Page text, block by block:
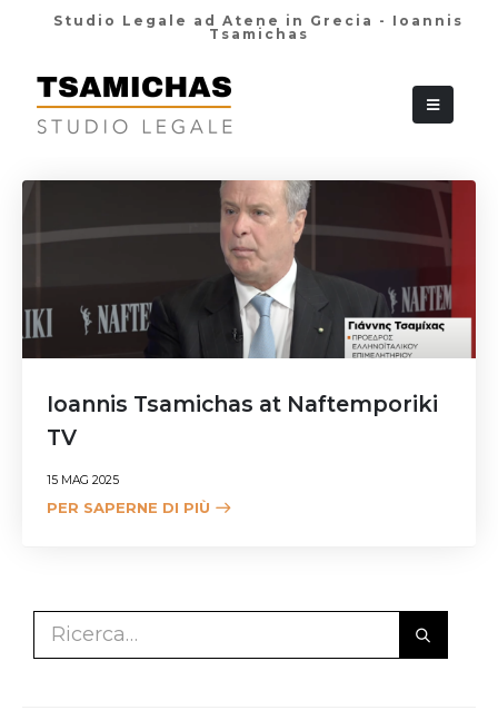
Studio Legale ad Atene in Grecia - Ioannis
Tsamichas
Ioannis Tsamichas at Naftemporiki
TV
15 MAG 2025
PER SAPERNE DI PIÙ